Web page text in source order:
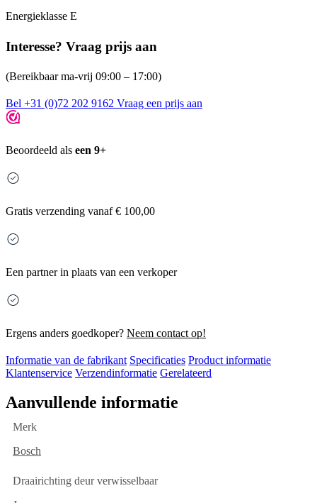
Energieklasse E
Interesse? Vraag prijs aan
(Bereikbaar ma-vrij 09:00 – 17:00)
Bel +31 (0)72 202 9162 Vraag een prijs aan
Beoordeeld als een 9+
Gratis verzending vanaf € 100,00
Een partner in plaats van een verkoper
Ergens anders goedkoper? Neem contact op!
Informatie van de fabrikant Specificaties Product informatie
Klantenservice Verzendinformatie Gerelateerd
Aanvullende informatie
Merk
Bosch
Draairichting deur verwisselbaar